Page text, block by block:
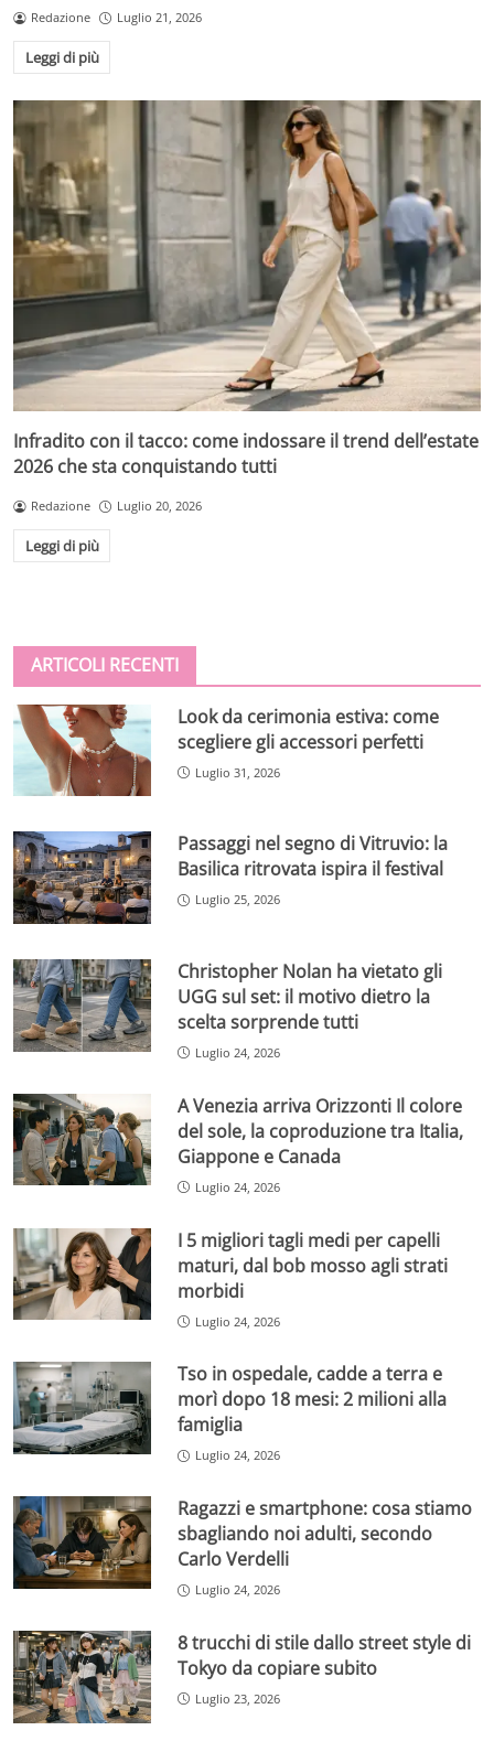
Redazione Luglio 21, 2026
Leggi di più
Infradito con il tacco: come indossare il trend dell’estate
2026 che sta conquistando tutti
Redazione Luglio 20, 2026
Leggi di più
ARTICOLI RECENTI
Look da cerimonia estiva: come
scegliere gli accessori perfetti
Luglio 31, 2026
Passaggi nel segno di Vitruvio: la
Basilica ritrovata ispira il festival
Luglio 25, 2026
Christopher Nolan ha vietato gli
UGG sul set: il motivo dietro la
scelta sorprende tutti
Luglio 24, 2026
A Venezia arriva Orizzonti Il colore
del sole, la coproduzione tra Italia,
Giappone e Canada
Luglio 24, 2026
I 5 migliori tagli medi per capelli
maturi, dal bob mosso agli strati
morbidi
Luglio 24, 2026
Tso in ospedale, cadde a terra e
morì dopo 18 mesi: 2 milioni alla
famiglia
Luglio 24, 2026
Ragazzi e smartphone: cosa stiamo
sbagliando noi adulti, secondo
Carlo Verdelli
Luglio 24, 2026
8 trucchi di stile dallo street style di
Tokyo da copiare subito
Luglio 23, 2026